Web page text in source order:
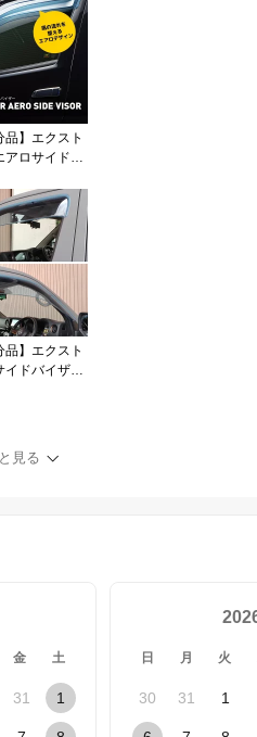
準ルーフ ワイ
ルルーフ ド
能車中泊 アウ
たん取付
品】エクスト
ロサイドバ
イエース｜E
｜6
イザーかっ
テリアパー
ツ
品】エクスト
ドバイザーf
｜EXTRAC
バイザーか
クステリアパ
見る
金 土
31 1
日 月 火
30 31 1